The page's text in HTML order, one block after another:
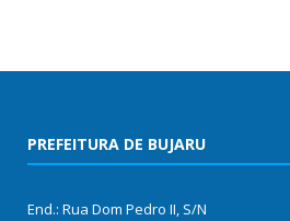
PREFEITURA DE BUJARU
End.: Rua Dom Pedro II, S/N